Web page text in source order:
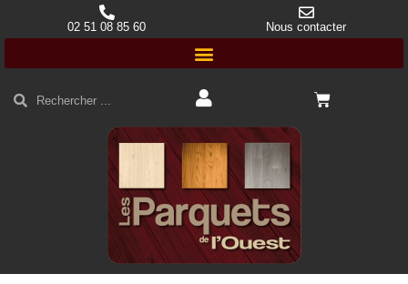
02 51 08 85 60 Nous contacter